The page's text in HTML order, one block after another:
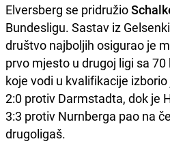
Elversberg se pridružio
Bundesligu. Sastav iz
društvo najboljih osigurao je
prvo mjesto u drugoj ligi sa
koje vodi u kvalifikacije izborio
2:0 protiv Darmstadta, dok je
3:3 protiv Nurnberga pao na
drugoligaš.